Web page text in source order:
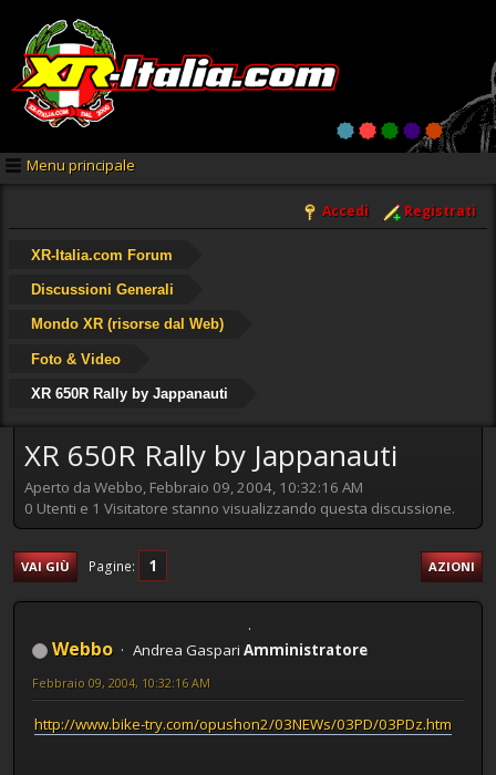
Menu principale
Accedi Registrati
XR-Italia.com Forum
Discussioni Generali
Mondo XR (risorse dal Web)
Foto & Video
XR 650R Rally by Jappanauti
XR 650R Rally by Jappanauti
Aperto da Webbo, Febbraio 09, 2004, 10:32:16 AM
0 Utenti e 1 Visitatore stanno visualizzando questa discussione.
VAI GIÙ Pagine 1 AZIONI
Webbo Andrea Gaspari Amministratore
Febbraio 09, 2004, 10:32:16 AM
http://www.bike-try.com/opushon2/03NEWs/03PD/03PDz.htm